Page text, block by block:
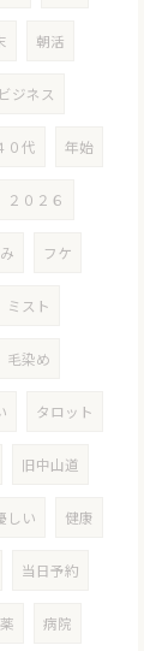
朝活
ビジネス
０代 年始
２０２６
フケ
ミスト
毛染め
タロット
旧中山道
しい 健康
当日予約
薬 病院